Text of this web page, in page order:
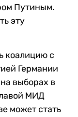
Путиным.
эту
коалицию с
Германии
выборах в
МИД
может стать